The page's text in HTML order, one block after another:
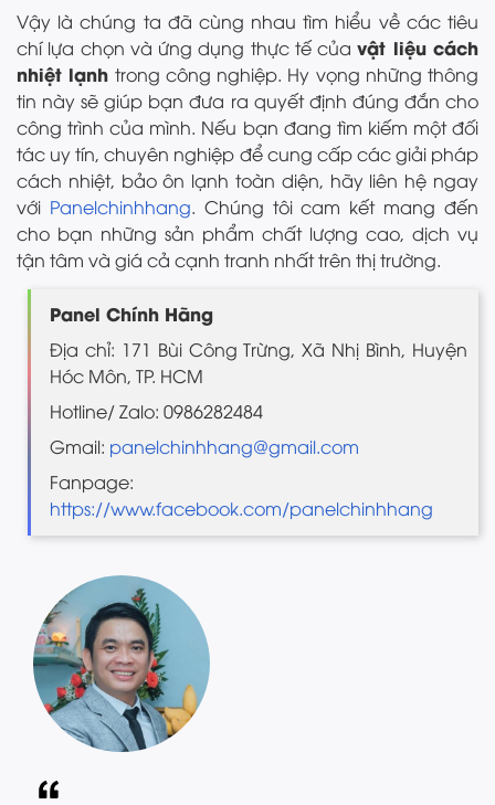
Vậy là chúng ta đã cùng nhau tìm hiểu về các tiêu
chí lựa chọn và ứng dụng thực tế củavật liệu cách
nhiệt lạnh trong công nghiệp. Hy vọng những thông
tin này sẽ giúp bạn đưa ra quyết định đúng đắn cho
công trình của mình. Nếu bạn đang tìm kiếm một đối
tác uy tín, chuyên nghiệp để cung cấp các giải pháp
cách nhiệt, bảo ôn lạnh toàn diện, hãy liên hệ ngay
với Panelchinhhang. Chúng tôi cam kết mang đến
cho bạn những sản phẩm chất lượng cao, dịch vụ
tận tâm và giá cả cạnh tranh nhất trên thị trường.
Panel Chính Hãng
Địa chỉ: 171 Bùi Công Trừng, Xã Nhị Bình, Huyện
Hóc Môn, TP. HCM
Hotline/ Zalo: 0986282484
Gmail: panelchinhhang@gmail.com
Fanpage:
https://www.facebook.com/panelchinhhang